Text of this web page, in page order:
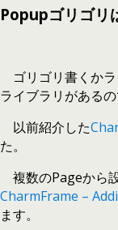
Popupゴリゴリ
ゴリゴリ書くか
ライブラリがある
以前紹介した
た。
複数のPageから
CharmFrame –
ます。